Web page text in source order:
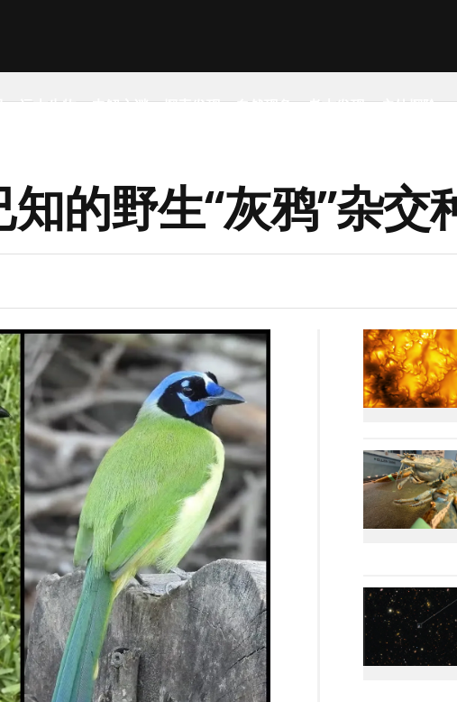
远古生物 未解之谜 探索发现 自然现象 考古发现 户外探险
的野生“灰鸦”杂交